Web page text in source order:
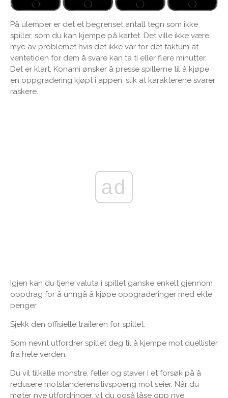
På ulemper er det et begrenset antall tegn som ikke
spiller, som du kan kjempe på kartet. Det ville ikke være
mye av problemet hvis det ikke var for det faktum at
ventetiden for dem å svare kan ta ti eller flere minutter.
Det er klart, Konami ønsker å presse spillerne til å kjøpe
en oppgradering kjøpt i appen, slik at karakterene svarer
raskere.
ad
Igjen kan du tjene valuta i spillet ganske enkelt gjennom
oppdrag for å unngå å kjøpe oppgraderinger med ekte
penger.
Sjekk den offisielle traileren for spillet.
Som nevnt utfordrer spillet deg til å kjempe mot duellister
fra hele verden.
Du vil tilkalle monstre, feller og staver i et forsøk på å
redusere motstanderens livspoeng mot seier. Når du
møter nye utfordringer, vil du også låse opp nye